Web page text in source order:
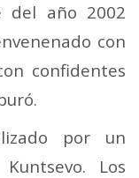
del año 2002
con
confidentes
por un
Los